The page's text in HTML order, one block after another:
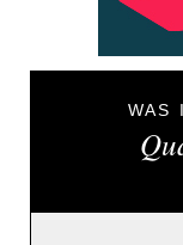
WAS